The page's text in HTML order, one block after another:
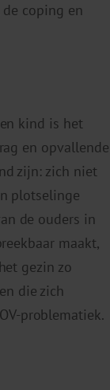
coping en
kind is het
en opvallende
zijn: zich niet
plotselinge
de ouders in
maakt,
gezin zo
die zich
problematiek.